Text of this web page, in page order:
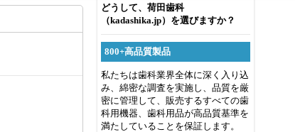
どうして、荷田歯科
（kadashika.jp）を選びますか？
800+高品質製品
私たちは歯科業界全体に深く入り込
み、綿密な調査を実施し、品質を厳
密に管理して、販売するすべての歯
科用機器、歯科用品が高品質基準を
満たしていることを保証します。